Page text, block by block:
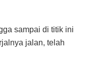
sampai di titik ini
jalan, telah